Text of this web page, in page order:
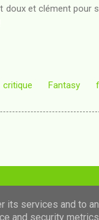
doux et clément pour
critique Fantasy
Images
services and to
and security